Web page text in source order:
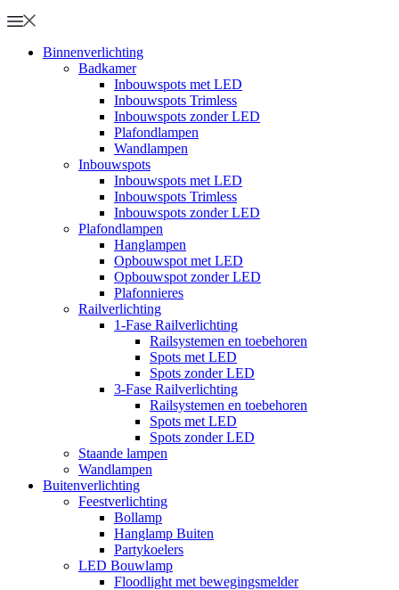
Binnenverlichting
Badkamer
Inbouwspots met LED
Inbouwspots Trimless
Inbouwspots zonder LED
Plafondlampen
Wandlampen
Inbouwspots
Inbouwspots met LED
Inbouwspots Trimless
Inbouwspots zonder LED
Plafondlampen
Hanglampen
Opbouwspot met LED
Opbouwspot zonder LED
Plafonnieres
Railverlichting
1-Fase Railverlichting
Railsystemen en toebehoren
Spots met LED
Spots zonder LED
3-Fase Railverlichting
Railsystemen en toebehoren
Spots met LED
Spots zonder LED
Staande lampen
Wandlampen
Buitenverlichting
Feestverlichting
Bollamp
Hanglamp Buiten
Partykoelers
LED Bouwlamp
Floodlight met bewegingsmelder